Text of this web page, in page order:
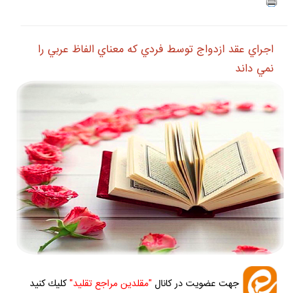
اجراي عقد ازدواج توسط فردي كه معناي الفاظ عربي را
نمي داند
جهت عضويت در كانال "مقلدين مراجع تقليد"كليك كنيد